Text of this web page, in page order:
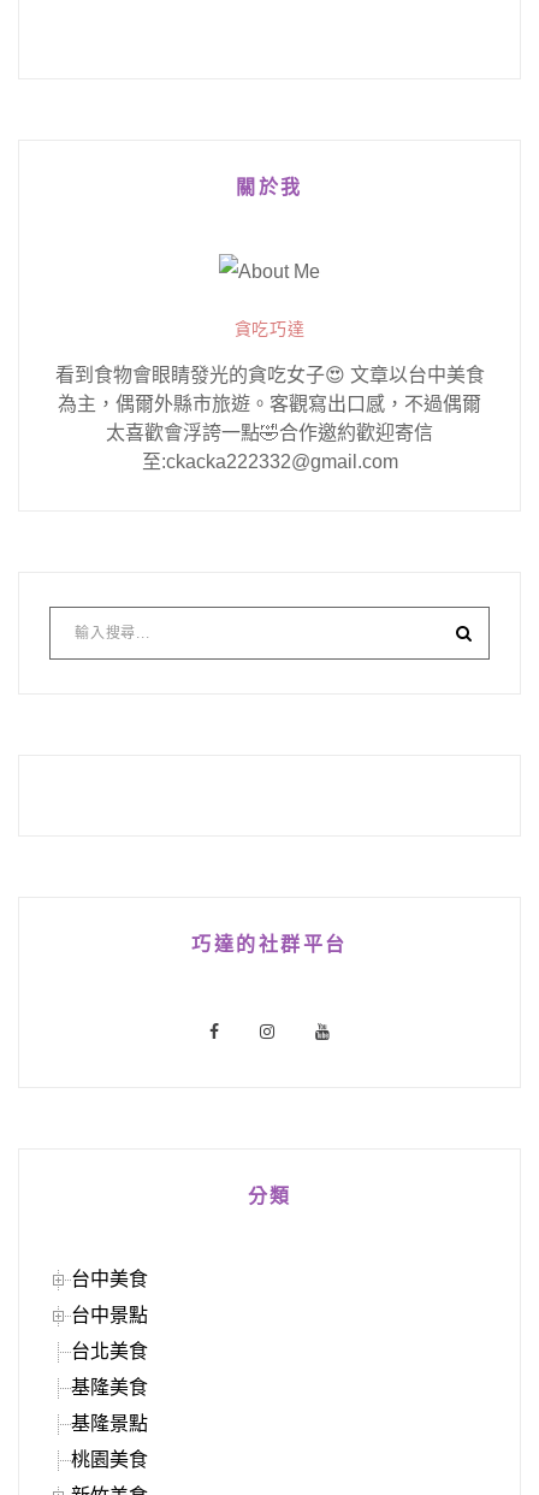
關於我
貪吃巧達
看到食物會眼睛發光的貪吃女子😍 文章以台中美食
為主，偶爾外縣市旅遊。客觀寫出口感，不過偶爾
太喜歡會浮誇一點🤣合作邀約歡迎寄信
至:ckacka222332@gmail.com
巧達的社群平台
分類
台中美食
台中景點
台北美食
基隆美食
基隆景點
桃園美食